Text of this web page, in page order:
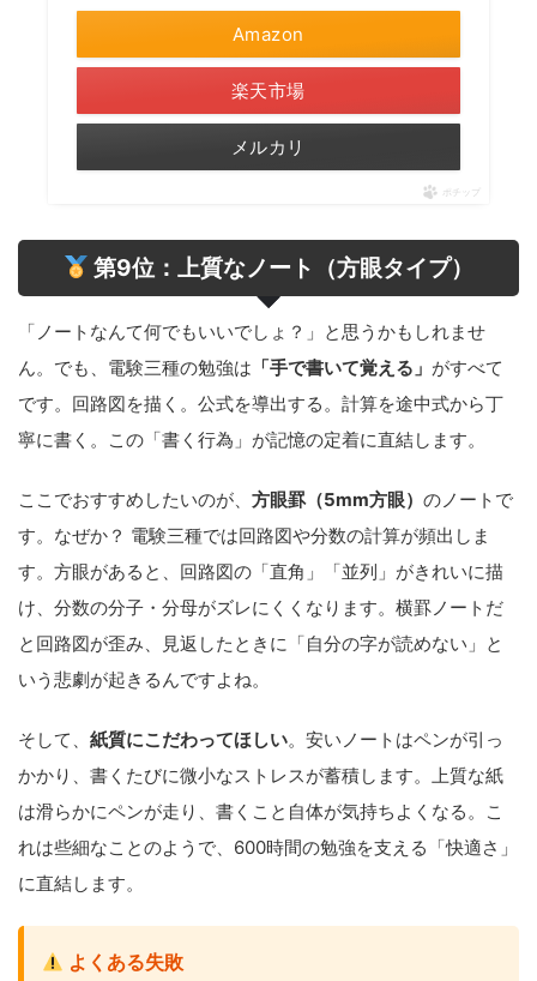
Amazon
楽天市場
メルカリ
ポチップ
第9位：上質なノート（方眼タイプ）
「ノートなんて何でもいいでしょ？」と思うかもしれませ
ん。でも、電験三種の勉強は 「手で書いて覚える」 がすべて
です。回路図を描く。公式を導出する。計算を途中式から丁
寧に書く。この「書く行為」が記憶の定着に直結します。
ここでおすすめしたいのが、 方眼罫（5mm方眼） のノートで
す。なぜか？ 電験三種では回路図や分数の計算が頻出しま
す。方眼があると、回路図の「直角」「並列」がきれいに描
け、分数の分子・分母がズレにくくなります。横罫ノートだ
と回路図が歪み、見返したときに「自分の字が読めない」と
いう悲劇が起きるんですよね。
そして、 紙質にこだわってほしい。安いノートはペンが引っ
かかり、書くたびに微小なストレスが蓄積します。上質な紙
は滑らかにペンが走り、書くこと自体が気持ちよくなる。こ
れは些細なことのようで、600時間の勉強を支える「快適さ」
に直結します。
よくある失敗